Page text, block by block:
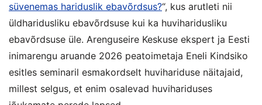
süvenemas hariduslik ebavõrdsus?“, kus arutleti nii
üldharidusliku ebavõrdsuse kui ka huviharidusliku
ebavõrdsuse üle. Arenguseire Keskuse ekspert ja Eesti
inimarengu aruande 2026 peatoimetaja Eneli Kindsiko
esitles seminaril esmakordselt huvihariduse näitajaid,
millest selgus, et enim osalevad huvihariduses